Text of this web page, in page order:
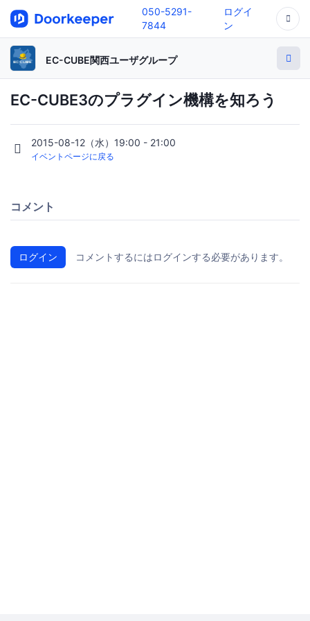
050-5291-
7844
ログイ
ン
EC-CUBE関西ユーザグループ
EC-CUBE3のプラグイン機構を知ろう
2015-08-12（水）19:00 - 21:00
イベントページに戻る
コメント
ログイン コメントするにはログインする必要があります。